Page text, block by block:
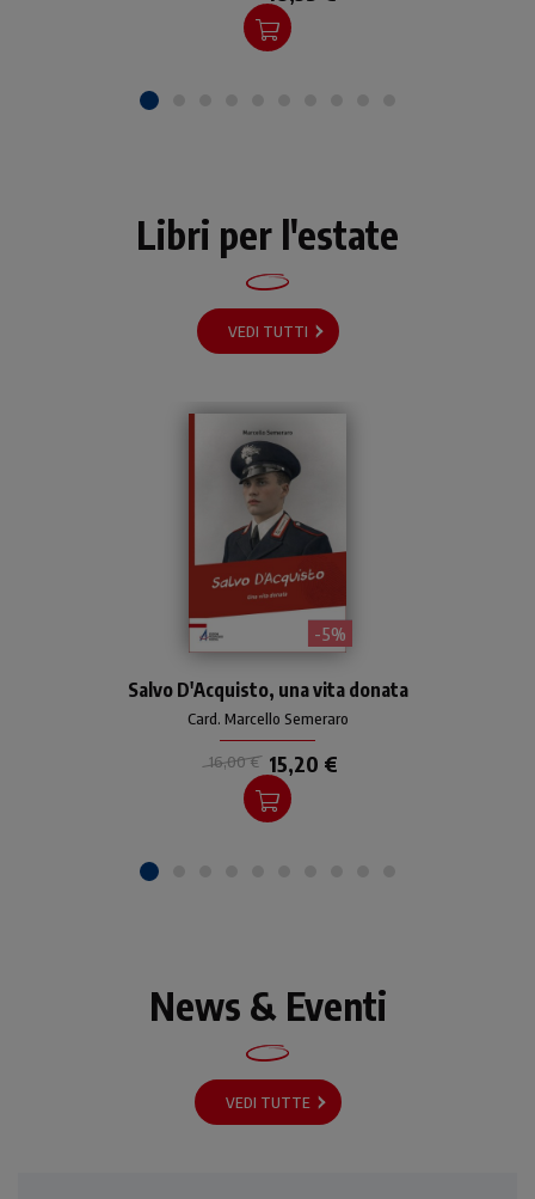
Libri per l'estate
VEDI TUTTI
- 5%
biografia di Salvo
D’Acquisto a partire dalla
rete delle sue relazioni: la
famiglia, l'Arma dei
Carabinieri e la comunità di
Torrimpietra.
Card. Marcello Semeraro
Salvo D'Acquisto, una vita donata
16,00 € 15,20 €
News & Eventi
VEDI TUTTE